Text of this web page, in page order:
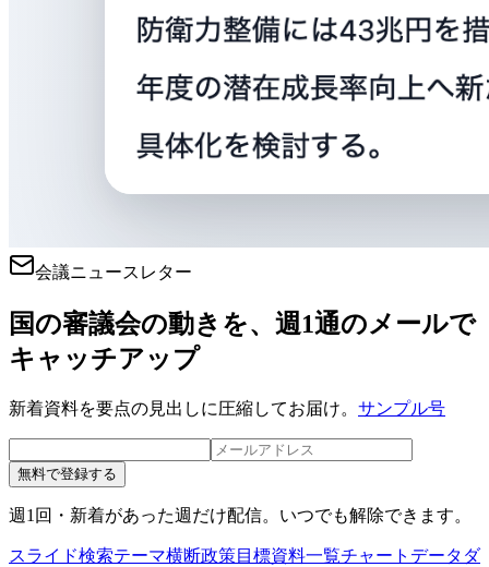
会議ニュースレター
国の審議会の動きを、週1通のメールで
キャッチアップ
新着資料を要点の見出しに圧縮してお届け。 サンプル号
無料で登録する
週1回・新着があった週だけ配信。いつでも解除できます。
スライド検索テーマ横断政策目標資料一覧チャートデータ ダ